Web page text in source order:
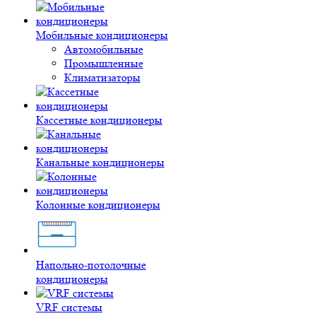
Мобильные кондиционеры
Автомобильные
Промышленные
Климатизаторы
Кассетные кондиционеры
Канальные кондиционеры
Колонные кондиционеры
Напольно-потолочные
кондиционеры
VRF системы